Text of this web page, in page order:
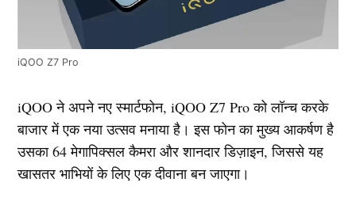
iQOO Z7 Pro
iQOO ने अपने नए स्मार्टफोन, iQOO Z7 Pro को लॉन्च करके
बाजार में एक नया उत्सव मनाया है। इस फोन का मुख्य आकर्षण है
उसका 64 मेगापिक्सल कैमरा और शानदार डिज़ाइन, जिससे यह
खासतर भाभियों के लिए एक दीवाना बन जाएगा।